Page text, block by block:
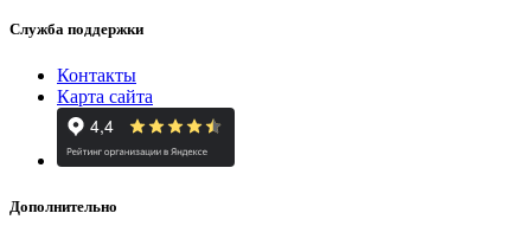
Служба поддержки
Контакты
Карта сайта
Дополнительно